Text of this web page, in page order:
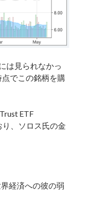
は見られなかっ
でこの銘柄を購
ETF
、ソロス氏の金
経済への彼の弱